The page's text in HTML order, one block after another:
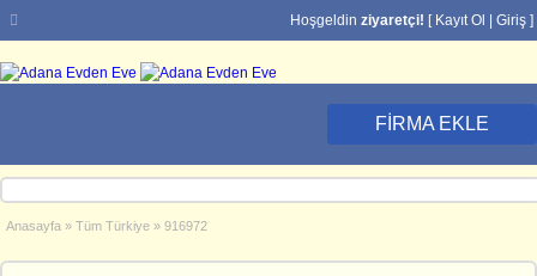
Hoşgeldin ziyaretçi! [ Kayıt Ol Giriş ]
FIRMA EKLE
Anasayfa » Tüm Türkiye » 916972